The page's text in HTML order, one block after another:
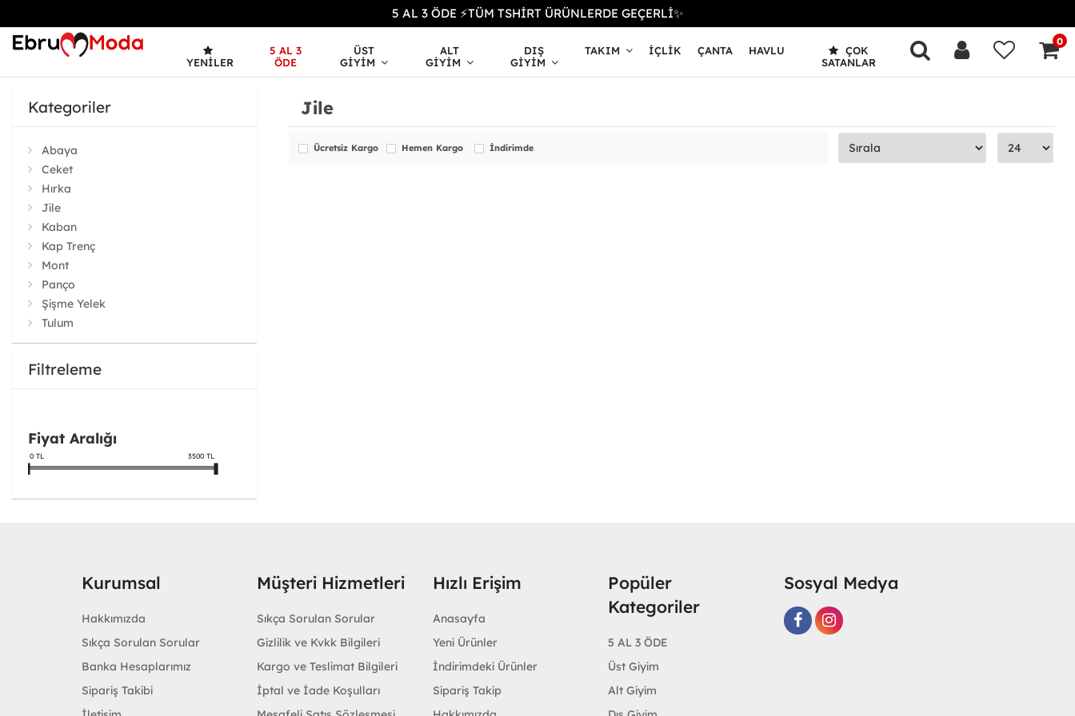
5 AL 3 ÖDE ⚡TÜM TSHİRT ÜRÜNLERDE GEÇERLİ✨
YENILER
5 AL 3
ÖDE
ÜST
GIYIM
ALT
GIYIM
DIŞ
GIYIM
TAKIM İÇLIK ÇANTA HAVLU
ÇOK
SATANLAR
0
Kategoriler
Abaya
Ceket
Hırka
Jile
Kaban
Kap Trenç
Mont
Panço
Şişme Yelek
Tulum
Yelek
Filtreleme
Fiyat Aralığı
0 TL 3500TL
Jile
Ücretsiz Kargo Hemen Kargo İndirimde
Kurumsal
Hakkımızda
Sıkça Sorulan Sorular
Banka Hesaplarımız
Sipariş Takibi
Müşteri Hizmetleri
Sıkça Sorulan Sorular
Gizlilik ve Kvkk Bilgileri
Kargo ve Teslimat Bilgileri
İptal ve İade Koşulları
Hızlı Erişim
Anasayfa
Yeni Ürünler
İndirimdeki Ürünler
Sipariş Takip
Popüler
Kategoriler
5 AL 3 ÖDE
Üst Giyim
Alt Giyim
Sosyal Medya